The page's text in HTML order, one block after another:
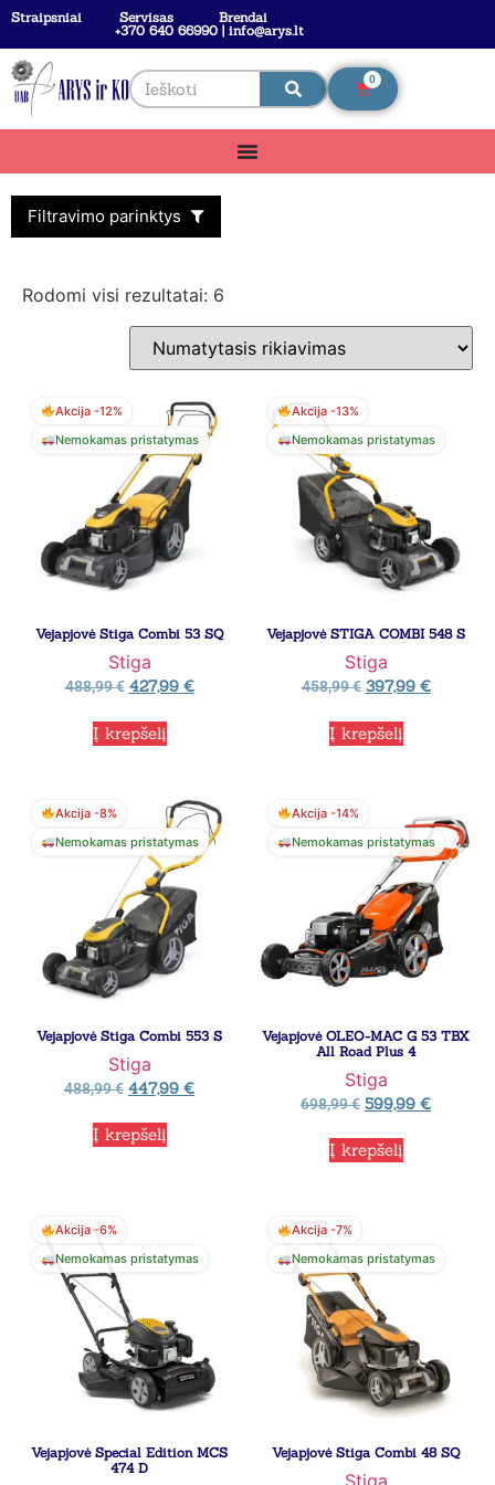
Straipsniai Servisas
Brendai
+370 640 66990 | info@arys.lt
0
Filtravimo parinktys
Rodomi visi rezultatai: 6
Akcija -12%
Nemokamas pristatymas
Vejapjovė Stiga Combi 53 SQ
Stiga
488,99€ 427,99 €
Į krepšelį
Akcija -13%
Nemokamas pristatymas
Vejapjovė STIGA COMBI 548 S
Stiga
458,99€ 397,99 €
Į krepšelį
Akcija -8%
Nemokamas pristatymas
Vejapjovė Stiga Combi 553 S
Stiga
488,99€ 447,99 €
Į krepšelį
Akcija -14%
Nemokamas pristatymas
Vejapjovė OLEO-MAC G 53 TBX
All Road Plus 4
Stiga
698,99€ 599,99 €
Į krepšelį
Akcija -6%
Nemokamas pristatymas
Vejapjovė Special Edition MCS
474 D
Akcija -7%
Nemokamas pristatymas
Vejapjovė Stiga Combi 48 SQ